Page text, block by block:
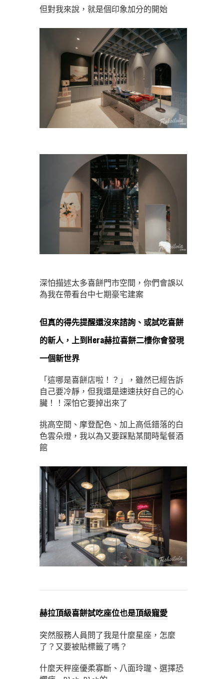
但對我來說，就是個印象加分的開始
深怕描述太多喜餅門市空間，你們會誤以
為我在帶看台中七期豪宅建案
但真的得先提醒還沒來諮詢、或試吃喜餅
的新人，上到Hera赫拉喜餅二樓你會發現
一個新世界
「這哪是喜餅店啦！？」，雖然已經告訴
自己要冷靜，但我還是速速扶好自己的心
臟！！深怕它要掉出來了
挑高空間、摩登配色、加上高低錯落的白
色雲朵燈，我以為又要踩點某間時髦餐酒
館
赫拉頂級喜餅試吃座位也是頂級寵愛
突然服務人員問了我是什麼星座，怎麼
了？又要被貼標籤了嗎？
什麼天秤座優柔寡斷、八面玲瓏、選擇恐